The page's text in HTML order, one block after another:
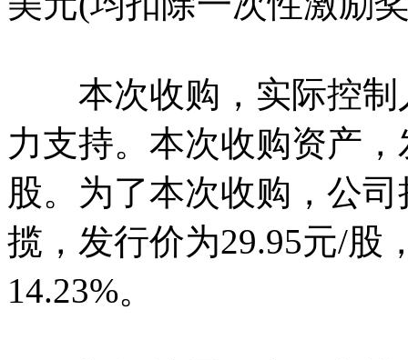
本次收购，实际控制
力支持。本次收购资产
股。为了本次收购，公
揽，发行价为29.95元/股
14.23%。